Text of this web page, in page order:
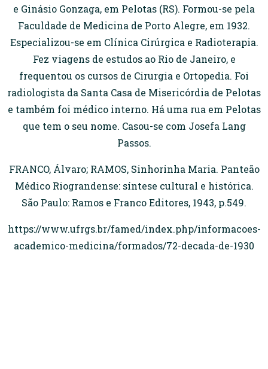
e Ginásio Gonzaga, em Pelotas (RS). Formou-se pela
Faculdade de Medicina de Porto Alegre, em 1932.
Especializou-se em Clínica Cirúrgica e Radioterapia.
Fez viagens de estudos ao Rio de Janeiro, e
frequentou os cursos de Cirurgia e Ortopedia. Foi
radiologista da Santa Casa de Misericórdia de Pelotas
e também foi médico interno. Há uma rua em Pelotas
que tem o seu nome. Casou-se com Josefa Lang
Passos.
FRANCO, Álvaro; RAMOS, Sinhorinha Maria. Panteão
Médico Riograndense: síntese cultural e histórica.
São Paulo: Ramos e Franco Editores, 1943, p.549.
https://www.ufrgs.br/famed/index.php/informacoes-
academico-medicina/formados/72-decada-de-1930